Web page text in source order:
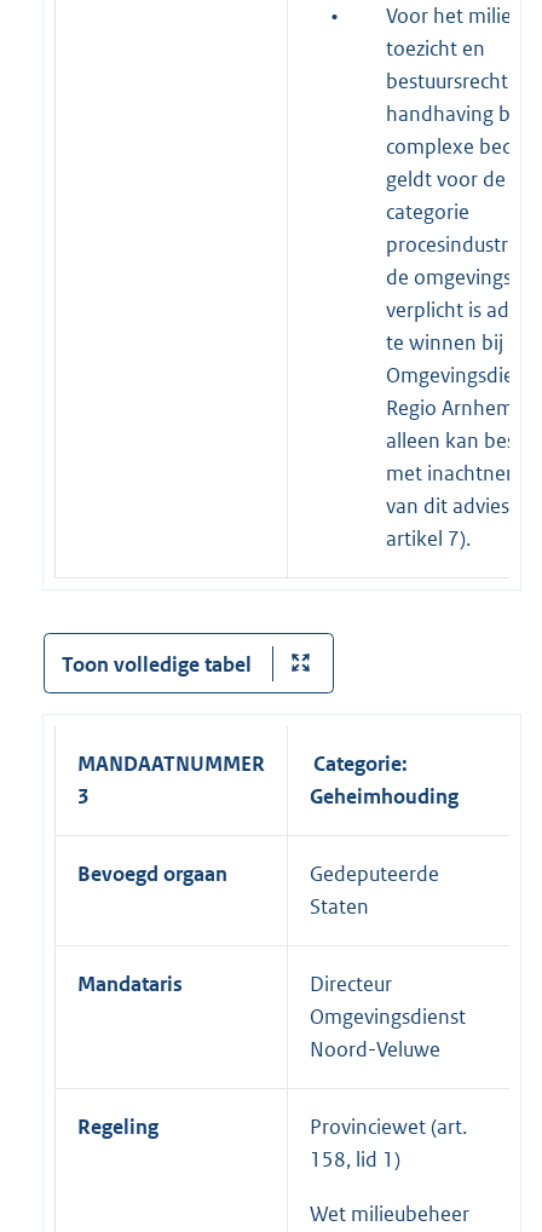
•
Voor het
toezicht en
handhaving bij
complexe
geldt voor de
categorie
procesindustrie
de
verplicht is
te winnen bij de
Omgevingsdienst
Regio Arnhem en
alleen kan
met
van dit advies
artikel 7).
Toon volledige tabel
MANDAATNUMMER
3
Categorie:
Geheimhouding
Bevoegd orgaan
Gedeputeerde
Staten
Mandataris
Directeur
Omgevingsdienst
Noord-Veluwe
Regeling
Provinciewet (art.
158, lid 1)
Wet milieubeheer